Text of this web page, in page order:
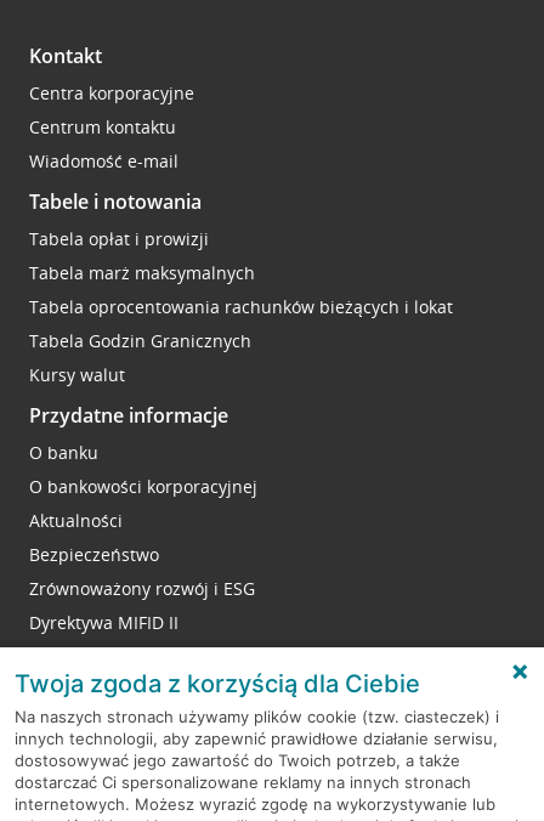
Kontakt
Centra korporacyjne
Centrum kontaktu
Wiadomość e-mail
Tabele i notowania
Tabela opłat i prowizji
Tabela marż maksymalnych
Tabela oprocentowania rachunków bieżących i lokat
Tabela Godzin Granicznych
Kursy walut
Przydatne informacje
O banku
O bankowości korporacyjnej
Aktualności
Bezpieczeństwo
Zrównoważony rozwój i ESG
Dyrektywa MIFID II
RODO
Regulamin serwisu
Twoja zgoda z korzyścią dla Ciebie
Na naszych stronach używamy plików cookie (tzw. ciasteczek) i
innych technologii, aby zapewnić prawidłowe działanie serwisu,
dostosowywać jego zawartość do Twoich potrzeb, a także
dostarczać Ci spersonalizowane reklamy na innych stronach
internetowych. Możesz wyrazić zgodę na wykorzystywanie lub